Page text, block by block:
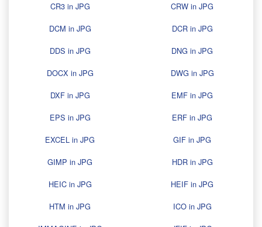
CR3 in JPG
CRW in JPG
DCM in JPG
DCR in JPG
DDS in JPG
DNG in JPG
DOCX in JPG
DWG in JPG
DXF in JPG
EMF in JPG
EPS in JPG
ERF in JPG
EXCEL in JPG
GIF in JPG
GIMP in JPG
HDR in JPG
HEIC in JPG
HEIF in JPG
HTM in JPG
ICO in JPG